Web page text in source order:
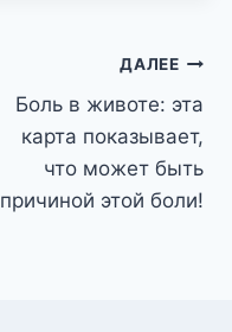
ДАЛЕЕ
Боль в животе: эта
карта показывает,
что может быть
причиной этой боли!